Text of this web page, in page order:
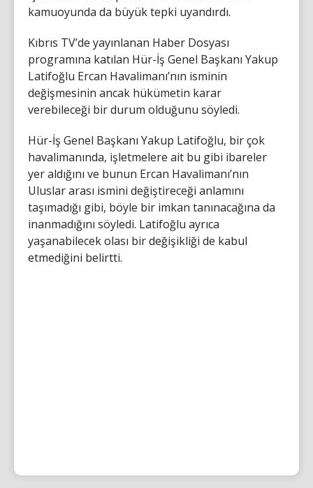
kamuoyunda da büyük tepki uyandırdı.
Kıbrıs TV’de yayınlanan Haber Dosyası
programına katılan Hür-İş Genel Başkanı Yakup
Latifoğlu Ercan Havalimanı’nın isminin
değişmesinin ancak hükümetin karar
verebileceği bir durum olduğunu söyledi.
Hür-İş Genel Başkanı Yakup Latifoğlu, bir çok
havalimanında, işletmelere ait bu gibi ibareler
yer aldığını ve bunun Ercan Havalimanı’nın
Uluslar arası ismini değiştireceği anlamını
taşımadığı gibi, böyle bir imkan tanınacağına da
inanmadığını söyledi. Latifoğlu ayrıca
yaşanabilecek olası bir değişikliği de kabul
etmediğini belirtti.